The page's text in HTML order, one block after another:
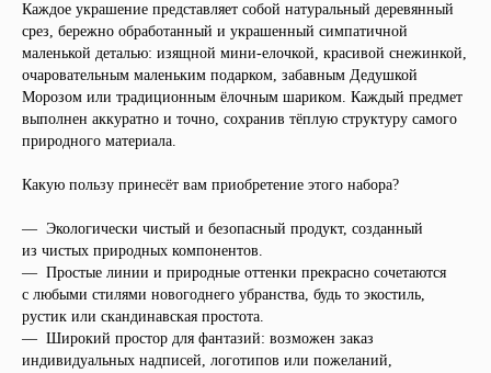
Каждое украшение представляет собой натуральный деревянный
срез, бережно обработанный и украшенный симпатичной
маленькой деталью: изящной мини-елочкой, красивой снежинкой,
очаровательным маленьким подарком, забавным Дедушкой
Морозом или традиционным ёлочным шариком. Каждый предмет
выполнен аккуратно и точно, сохранив тёплую структуру самого
природного материала.
Какую пользу принесёт вам приобретение этого набора?
— Экологически чистый и безопасный продукт, созданный
из чистых природных компонентов.
— Простые линии и природные оттенки прекрасно сочетаются
с любыми стилями новогоднего убранства, будь то экостиль,
рустик или скандинавская простота.
— Широкий простор для фантазий: возможен заказ
индивидуальных надписей, логотипов или пожеланий,